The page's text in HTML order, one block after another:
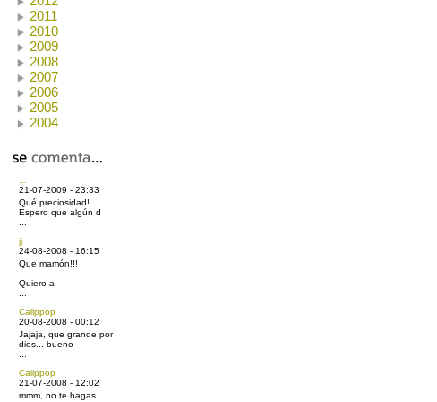
2011
2010
2009
2008
2007
2006
2005
2004
21-07-2009 - 23:33
Qué preciosidad!
Espero que algún d
jj
24-08-2008 - 16:15
Que mamón!!!
Quiero a
Calippop
20-08-2008 - 00:12
Jajaja, que grande por
dios... bueno
Calippop
21-07-2008 - 12:02
mmm, no te hagas